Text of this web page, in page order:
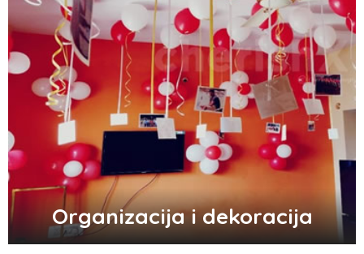
Organizacija i dekoracija
Zašto trpimo loše veze i okolnosti koje
nam štete?
Zašto se seksualni život gasi kako
prolaze godine braka?
5 načina kako da pobedite stres